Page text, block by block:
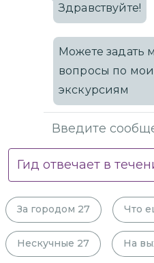
Здравствуйте!
Можете задать
вопросы по
экскурсиям
Гид отвечает в
За городом 27 Что
Нескучные 27 На